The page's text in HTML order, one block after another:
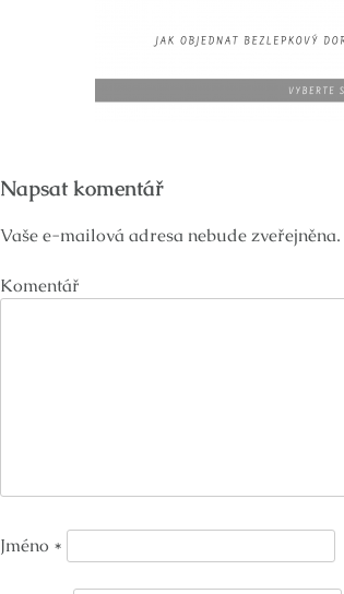
Napsat komentář
Vaše e-mailová adresa nebude zveřejněna.
Komentář
Jméno *